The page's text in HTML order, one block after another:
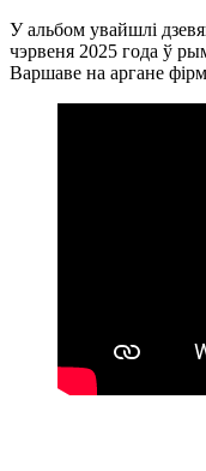
У альбом увайшлі
чэрвеня 2025 года ў
Варшаве на аргане